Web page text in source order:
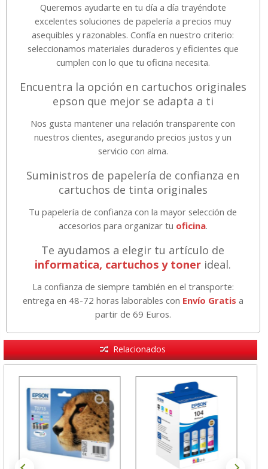
Queremos ayudarte en tu día a día trayéndote
excelentes soluciones de papelería a precios muy
asequibles y razonables. Confía en nuestro criterio:
seleccionamos materiales duraderos y eficientes que
cumplen con lo que tu oficina necesita.
Encuentra la opción en cartuchos originales
epson que mejor se adapta a ti
Nos gusta mantener una relación transparente con
nuestros clientes, asegurando precios justos y un
servicio con alma.
Suministros de papelería de confianza en
cartuchos de tinta originales
Tu papelería de confianza con la mayor selección de
accesorios para organizar tu oficina.
Te ayudamos a elegir tu artículo de
informatica, cartuchos y toner ideal.
La confianza de siempre también en el transporte:
entrega en 48-72 horas laborables con Envío Gratis a
partir de 69 Euros.
Relacionados